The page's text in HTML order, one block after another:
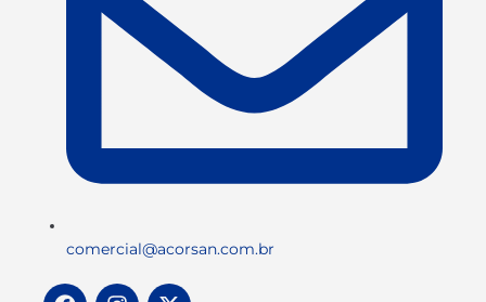
comercial@acorsan.com.br